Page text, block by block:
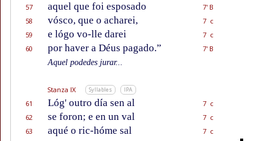
57
aquel que foi esposado
7' B
58
vósco, que o acharei,
7 c
59
e lógo vo-lle darei
7 c
60
por haver a Déus pagado.”
7' B
Aquel podedes jurar...
Stanza IX Syllables IPA
61 Lóg' outro día sen al
7 c
62
se foron; e en un val
7 c
63
aqué o ric-hóme sal
7 c